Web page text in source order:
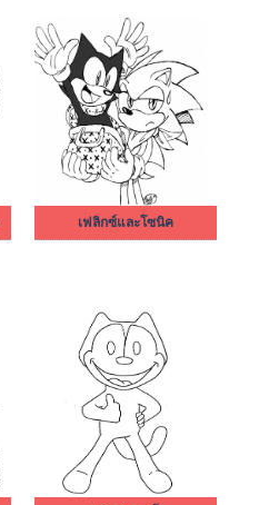
เฟลิกซ์และโซนิค